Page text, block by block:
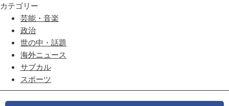
カテゴリー
芸能・音楽
政治
世の中・話題
海外ニュース
サブカル
スポーツ